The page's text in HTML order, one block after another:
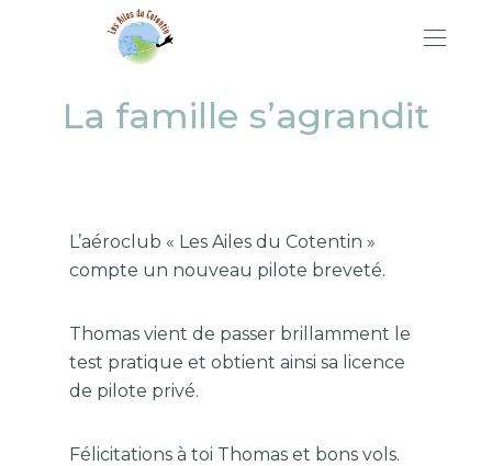
La famille s’agrandit
L’aéroclub « Les Ailes du Cotentin »
compte un nouveau pilote breveté.
Thomas vient de passer brillamment le
test pratique et obtient ainsi sa licence
de pilote privé.
Félicitations à toi Thomas et bons vols.